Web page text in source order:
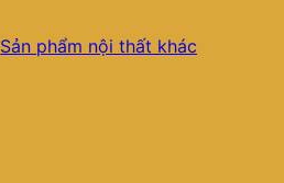
Sản phẩm nội thất khác